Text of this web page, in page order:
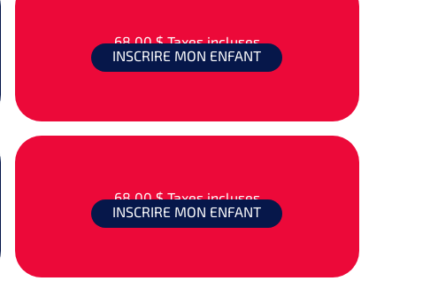
68,00 $ Taxes incluses
INSCRIRE MON ENFANT
68,00 $ Taxes incluses
INSCRIRE MON ENFANT